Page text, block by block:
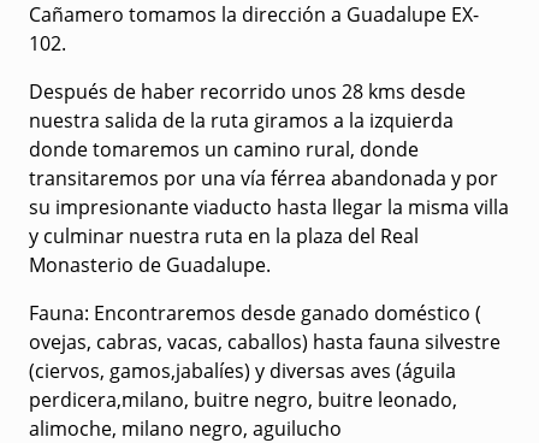
Cañamero tomamos la dirección a Guadalupe EX-
102.
Después de haber recorrido unos 28 kms desde
nuestra salida de la ruta giramos a la izquierda
donde tomaremos un camino rural, donde
transitaremos por una vía férrea abandonada y por
su impresionante viaducto hasta llegar la misma villa
y culminar nuestra ruta en la plaza del Real
Monasterio de Guadalupe.
Fauna: Encontraremos desde ganado doméstico (
ovejas, cabras, vacas, caballos) hasta fauna silvestre
(ciervos, gamos,jabalíes) y diversas aves (águila
perdicera,milano, buitre negro, buitre leonado,
alimoche, milano negro, aguilucho